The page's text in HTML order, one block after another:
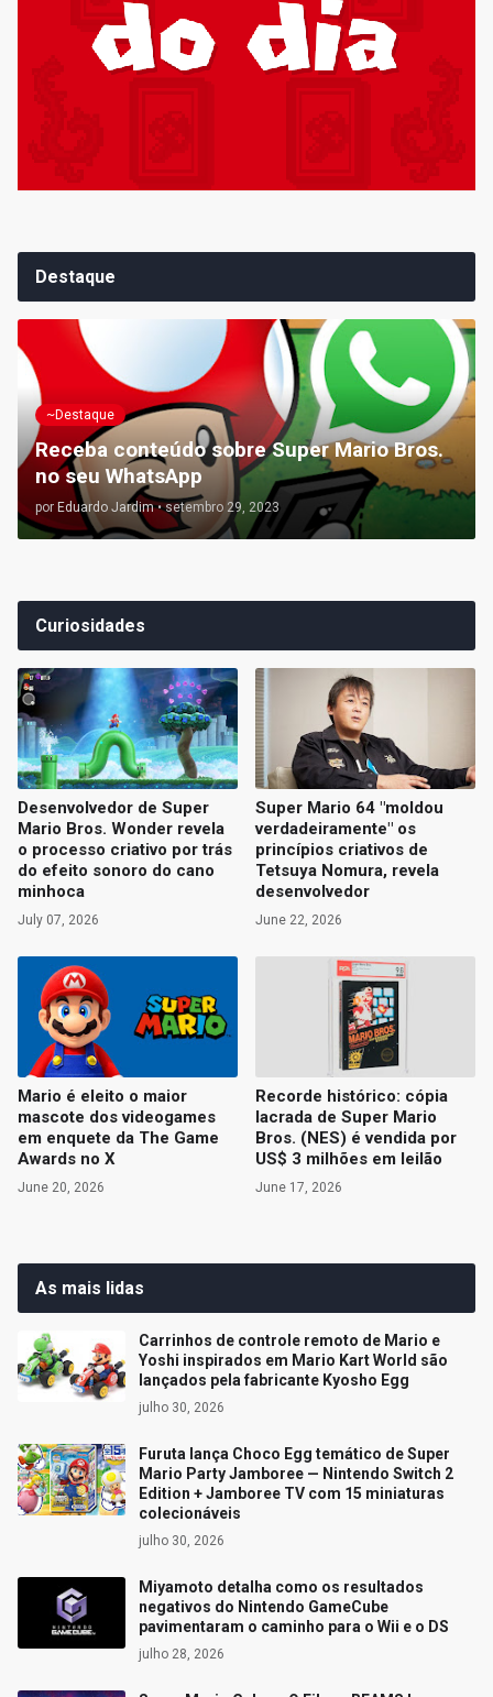
Destaque
~Destaque
Receba conteúdo sobre Super Mario Bros.
no seu WhatsApp
por Eduardo Jardim • setembro 29, 2023
Curiosidades
Desenvolvedor de Super
Mario Bros. Wonder revela
o processo criativo por trás
do efeito sonoro do cano
minhoca
July 07, 2026
Super Mario 64 "moldou
verdadeiramente" os
princípios criativos de
Tetsuya Nomura, revela
desenvolvedor
June 22, 2026
Mario é eleito o maior
mascote dos videogames
em enquete da The Game
Awards no X
June 20, 2026
Recorde histórico: cópia
lacrada de Super Mario
Bros. (NES) é vendida por
US$ 3 milhões em leilão
June 17, 2026
As mais lidas
Carrinhos de controle remoto de Mario e
Yoshi inspirados em Mario Kart World são
lançados pela fabricante Kyosho Egg
julho 30, 2026
Furuta lança Choco Egg temático de Super
Mario Party Jamboree — Nintendo Switch 2
Edition + Jamboree TV com 15 miniaturas
colecionáveis
julho 30, 2026
Miyamoto detalha como os resultados
negativos do Nintendo GameCube
pavimentaram o caminho para o Wii e o DS
julho 28, 2026